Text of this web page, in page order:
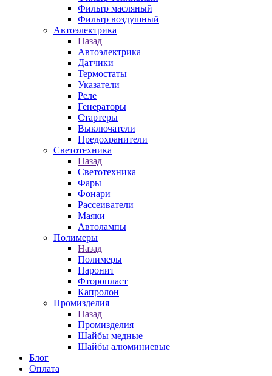
Фильтр масляный
Фильтр воздушный
Автоэлектрика
Назад
Автоэлектрика
Датчики
Термостаты
Указатели
Реле
Генераторы
Стартеры
Выключатели
Предохранители
Светотехника
Назад
Светотехника
Фары
Фонари
Рассеиватели
Маяки
Автолампы
Полимеры
Назад
Полимеры
Паронит
Фторопласт
Капролон
Промизделия
Назад
Промизделия
Шайбы медные
Шайбы алюминиевые
Блог
Оплата